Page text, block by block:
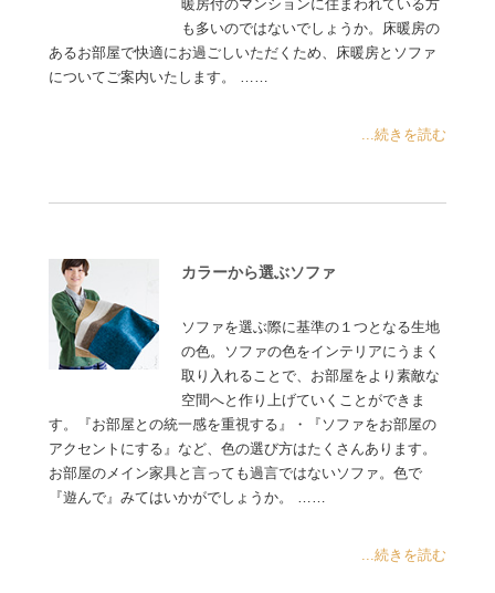
暖房付のマンションに住まわれている方
も多いのではないでしょうか。床暖房の
あるお部屋で快適にお過ごしいただくため、床暖房とソファ
についてご案内いたします。 ……
...続きを読む
カラーから選ぶソファ
ソファを選ぶ際に基準の１つとなる生地
の色。ソファの色をインテリアにうまく
取り入れることで、お部屋をより素敵な
空間へと作り上げていくことができま
す。『お部屋との統一感を重視する』・『ソファをお部屋の
アクセントにする』など、色の選び方はたくさんあります。
お部屋のメイン家具と言っても過言ではないソファ。色で
『遊んで』みてはいかがでしょうか。 ……
...続きを読む